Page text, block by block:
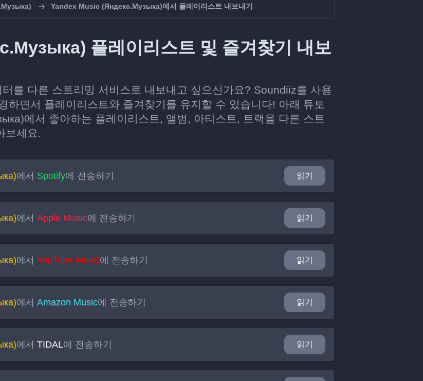
Yandex Music (Яндекс.Музыка)에서 플레이리스트 내보내기
플레이리스트 및 즐겨찾기 내보
를 다른 스트리밍 서비스로 내보내고 싶으신가요? Soundiiz를 사용
하면서 플레이리스트와 즐겨찾기를 유지할 수 있습니다! 아래 튜토
에서 좋아하는 플레이리스트, 앨범, 아티스트, 트랙을 다른 스트
보세요.
에서 Spotify에 전송하기 읽기
에서Apple Music에 전송하기 읽기
에서YouTube Music에 전송하기 읽기
에서Amazon Music에 전송하기 읽기
에서TIDAL에 전송하기 읽기